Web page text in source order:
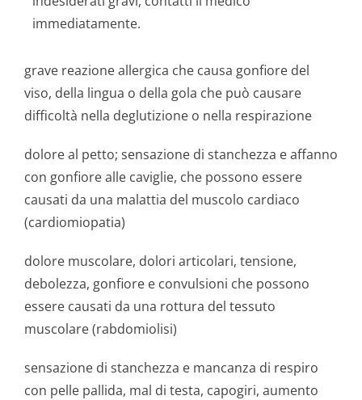
immediatamente.
grave reazione allergica che causa gonfiore del
viso, della lingua o della gola che può causare
difficoltà nella deglutizione o nella respirazione
dolore al petto; sensazione di stanchezza e affanno
con gonfiore alle caviglie, che possono essere
causati da una malattia del muscolo cardiaco
(cardiomiopatia)
dolore muscolare, dolori articolari, tensione,
debolezza, gonfiore e convulsioni che possono
essere causati da una rottura del tessuto
muscolare (rabdomiolisi)
sensazione di stanchezza e mancanza di respiro
con pelle pallida, mal di testa, capogiri, aumento